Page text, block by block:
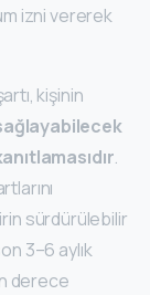
izni vererek
kişinin
.
sürdürülebilir
3–6 aylık
derece